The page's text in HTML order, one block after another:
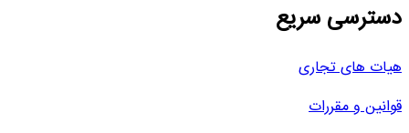
دسترسی سریع
هیات های تجاری
قوانین و مقررات